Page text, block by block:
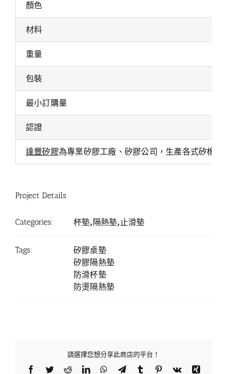
顏色
材料
重量
包裝
最小訂購量
認證
達豐矽膠為專業矽膠工廠、矽膠公司，生產各式矽橡
Project Details
Categories: 杯墊,隔熱墊,止滑墊
Tags:
矽膠桌墊
矽膠隔熱墊
防滑杯墊
防燙隔熱墊
請選擇您想分享此商店的平台！
Facebook
TwitterRedditLinkedInWhatsApp
TelegramTumblr Pinterest
Vk Xing